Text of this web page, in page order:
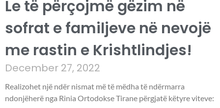
Le të përçojmë gëzim në
sofrat e familjeve në nevojë
me rastin e Krishtlindjes!
December 27, 2022
Realizohet një ndër nismat më të mëdha të ndërmarra
ndonjëherë nga Rinia Ortodokse Tirane përgjatë këtyre viteve: